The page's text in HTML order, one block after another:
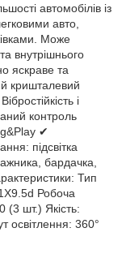
автомобілів із
авто,
Може
внутрішнього
яскраве та
кришталевий
і
контроль
✔
підсвітка
бардачка,
Тип
Робоча
(3 шт.) Якість:
освітлення: 360°